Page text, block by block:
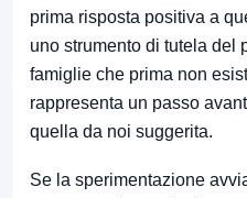
prima risposta positiva a
uno strumento di tutela del
famiglie che prima non
rappresenta un passo
quella da noi suggerita.
Se la sperimentazione